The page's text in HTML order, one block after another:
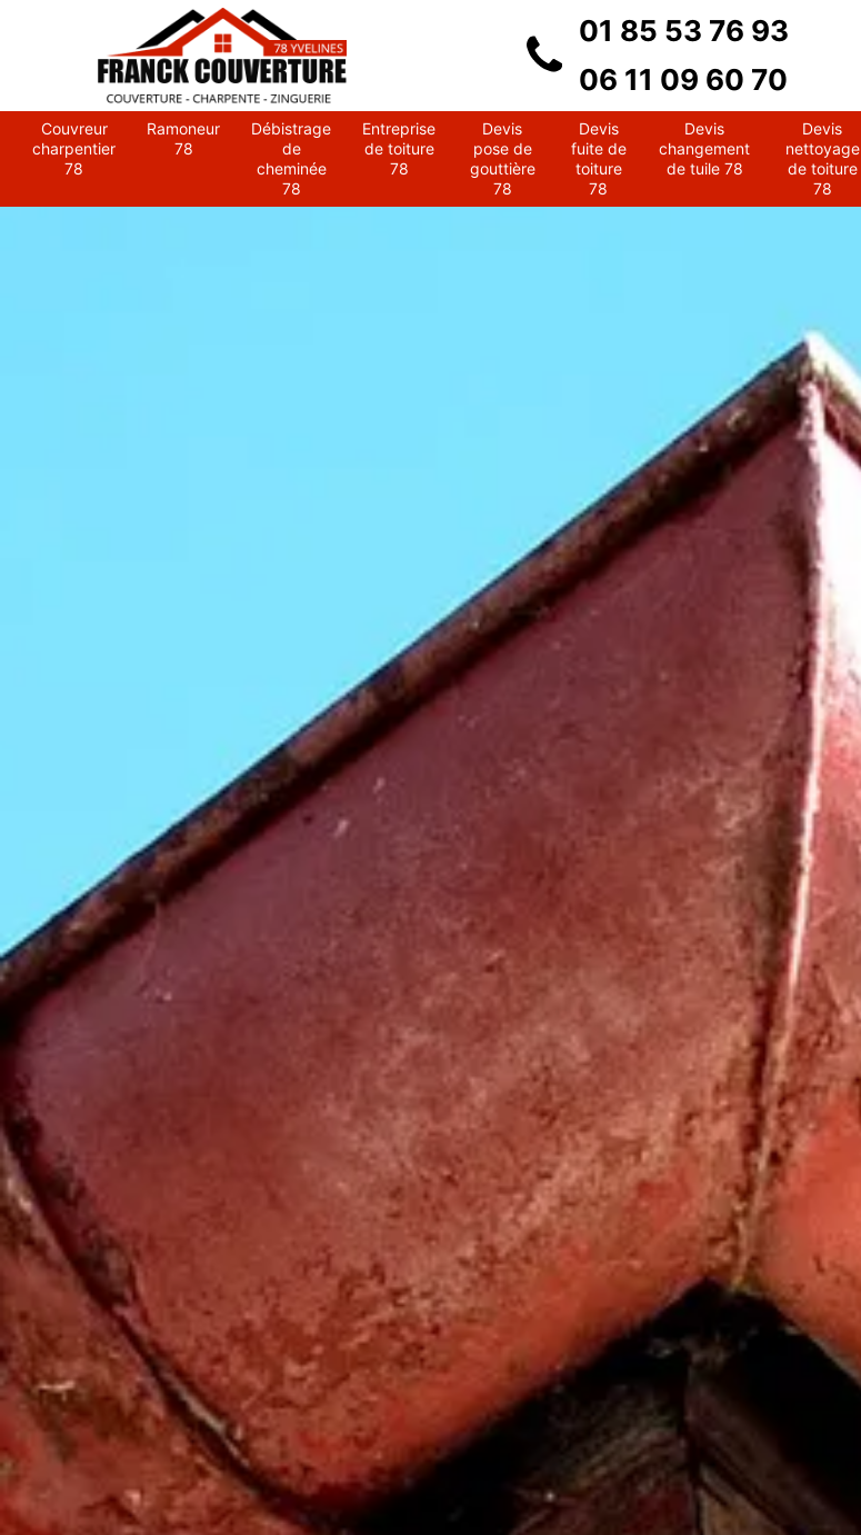
01 85 53 76 93
06 11 09 60 70
Couvreur
charpentier
78
Ramoneur
78
Débistrage
de
cheminée
78
Entreprise
de toiture
78
Devis
pose de
gouttière
78
Devis
fuite de
toiture
78
Devis
changement
de tuile 78
Devis
nettoyage
de toiture
78